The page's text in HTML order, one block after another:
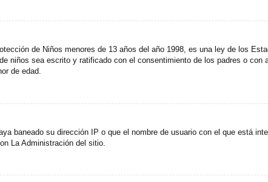
de Niños menores de 13 años del año 1998, es una ley de los
niños sea escrito y ratificado con el consentimiento de los padres o
de edad.
baneado su dirección IP o que el nombre de usuario con el que está
La Administración del sitio.